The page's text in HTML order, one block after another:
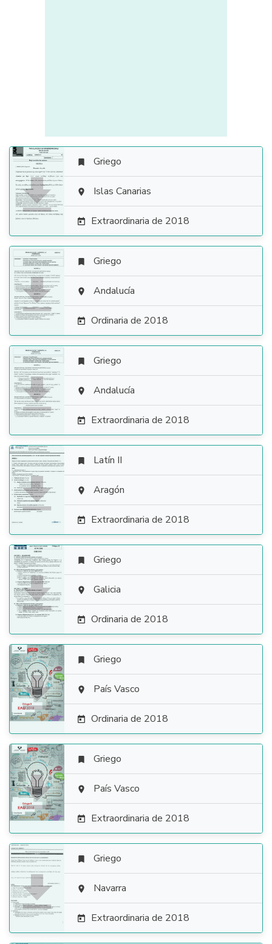

 Griego
 Islas Canarias
 Extraordinaria de 2018

 Griego
 Andalucía
 Ordinaria de 2018

 Griego
 Andalucía
 Extraordinaria de 2018

 Latín II
 Aragón
 Extraordinaria de 2018

 Griego
 Galicia
 Ordinaria de 2018

 Griego
 País Vasco
 Ordinaria de 2018

 Griego
 País Vasco
 Extraordinaria de 2018

 Griego
 Navarra
 Extraordinaria de 2018